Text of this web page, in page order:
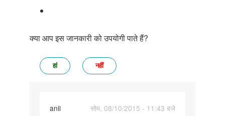
क्या आप इस जानकारी को उपयोगी पाते हैं?
हां नहीं
anil
सोम, 08/10/2015 - 11:43 बजे